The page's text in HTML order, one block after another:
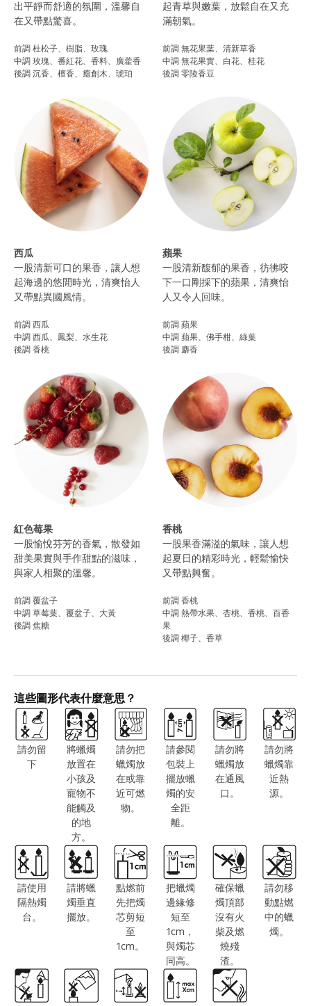
出平靜而舒適的氛圍，溫馨自
在又帶點驚喜。
前調 杜松子、樹脂、玫瑰
中調 玫瑰、番紅花、香料、廣藿香
後調 沉香、檀香、癒創木、琥珀​
起青草與嫩葉，放鬆自在又充
滿朝氣。​
前調 無花果葉、清新草香
中調 無花果實、白花、桂花
後調 零陵香豆
西瓜
一股清新可口的果香，讓人想
起海邊的悠閒時光，清爽怡人
又帶點異國風情。
前調 西瓜
中調 西瓜、鳳梨、水生花
後調 香桃
蘋果
一股清新馥郁的果香，彷彿咬
下一口剛採下的蘋果，清爽怡
人又令人回味。
前調 蘋果
中調 蘋果、佛手柑、綠葉
後調 麝香
紅色莓果
一股愉悅芬芳的香氣，散發如
甜美果實與手作甜點的滋味，
與家人相聚的溫馨。
前調 覆盆子
中調 草莓葉、覆盆子、大黃
後調 焦糖
香桃
一股果香滿溢的氣味，讓人想
起夏日的精彩時光，輕鬆愉快
又帶點興奮。
前調 香桃
中調 熱帶水果、杏桃、香桃、百香
果
後調 椰子、香草
這些圖形代表什麼意思？
請勿留
下
將蠟燭
放置在
小孩及
寵物不
能觸及
的地
方。
請勿把
蠟燭放
在或靠
近可燃
物。
請參閱
包裝上
擺放蠟
燭的安
全距
離。
請勿將
蠟燭放
在通風
口。
請勿將
蠟燭靠
近熱
源。
請使用
隔熱燭
台。
請將蠟
燭垂直
擺放。
點燃前
先把燭
芯剪短
至
1cm。
把蠟燭
邊緣修
短至
1cm，
與燭芯
同高。
確保蠟
燭頂部
沒有火
柴及燃
燒殘
渣。
請勿移
動點燃
中的蠟
燭。